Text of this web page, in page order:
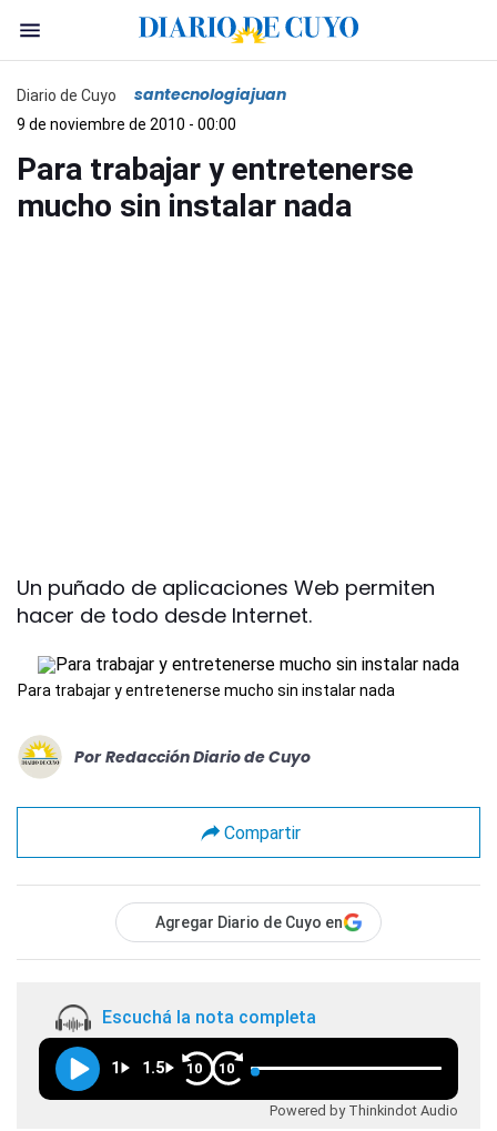
Diario de Cuyo santecnologiajuan
9 de noviembre de 2010 - 00:00
Para trabajar y entretenerse
mucho sin instalar nada
Un puñado de aplicaciones Web permiten
hacer de todo desde Internet.
Para trabajar y entretenerse mucho sin instalar nada
Por Redacción Diario de Cuyo
Compartir
Agregar Diario de Cuyo en
Escuchá la nota completa
1 1.5 10 10
Powered by Thinkindot Audio